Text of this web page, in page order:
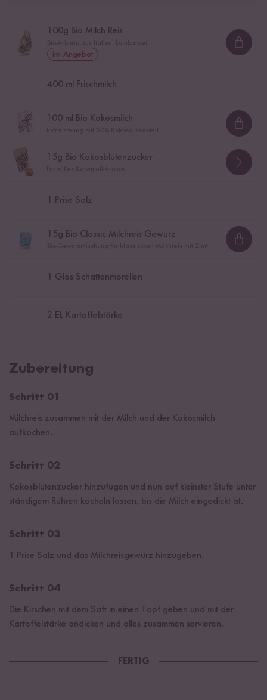
100g Bio Milch Reis
im Angebot
400 ml Frischmilch
100 ml Bio Kokosmilch
15g Bio Kokosblütenzucker
Prise Salz
15g Bio Classic Milchreis Gewürz
Glas Schattenmorellen
2 EL Kartoffelstärke
Zubereitung
Schritt 01
Milchreis zusammen mit der Milch und der Kokosmilch
aufkochen.
Schritt 02
Kokosblütenzucker hinzufügen und nun auf kleinster Stufe unter
ständigem Rühren köcheln lassen, bis die Milch eingedickt ist.
Schritt 03
1 Prise Salz und das Milchreisgewürz hinzugeben.
Schritt 04
Die Kirschen mit dem Saft in einen Topf geben und mit der
Kartoffelstärke andicken und alles zusammen servieren.
FERTIG